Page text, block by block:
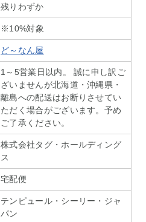
残りわずか
※10%対象
ど～なん屋
1～5営業日以内。 誠に申し訳ご
ざいませんが北海道・沖縄県・
離島への配送はお断りさせてい
ただく場合がございます。予め
ご了承ください。
株式会社タグ・ホールディング
ス
宅配便
テンピュール・シーリー・ジャ
パン